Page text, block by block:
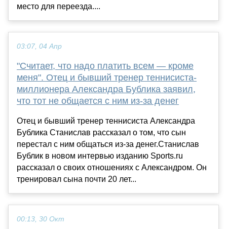
место для переезда....
03:07, 04 Апр
"Считает, что надо платить всем — кроме
меня". Отец и бывший тренер теннисиста-
миллионера Александра Бублика заявил,
что тот не общается с ним из-за денег
Отец и бывший тренер теннисиста Александра
Бублика Станислав рассказал о том, что сын
перестал с ним общаться из-за денег.Станислав
Бублик в новом интервью изданию Sports.ru
рассказал о своих отношениях с Александром. Он
тренировал сына почти 20 лет...
00:13, 30 Окт